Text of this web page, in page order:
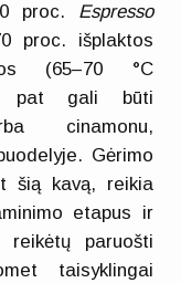
proc. Espresso
proc. išplaktos
(65–70 °C
pat gali būti
cinamonu,
Gėrimo
šią kavą, reikia
etapus ir
reikėtų paruošti
taisyklingai